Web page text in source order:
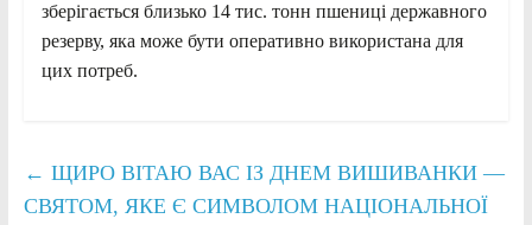
зберігається близько 14 тис. тонн пшениці державного
резерву, яка може бути оперативно використана для
цих потреб.
← ЩИРО ВІТАЮ ВАС ІЗ ДНЕМ ВИШИВАНКИ —
СВЯТОМ, ЯКЕ Є СИМВОЛОМ НАЦІОНАЛЬНОЇ